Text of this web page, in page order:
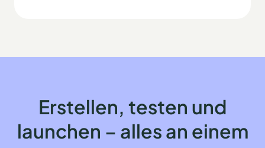
Erstellen, testen und
launchen – alles an einem